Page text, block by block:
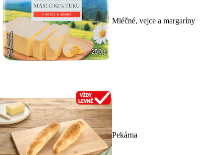
Mléčné, vejce a margaríny
Pekárna